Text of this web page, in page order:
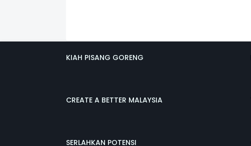
KIAH PISANG GORENG
CREATE A BETTER MALAYSIA
SERLAHKAN POTENSI